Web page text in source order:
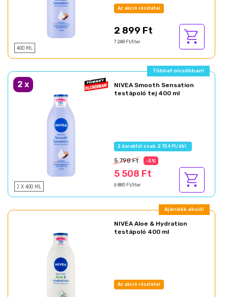
400 ML
Az akció részletei
2 899 Ft
7 248 Ft/liter
Többet olcsóbban!
2 x
2 X 400 ML
NIVEA Smooth Sensation
testápoló tej 400 ml
2 darabtól csak: 2 754 Ft/db!
5 798 Ft -5%
5 508 Ft
6 885 Ft/liter
Ajándék akció!
NIVEA Aloe & Hydration
testápoló 400 ml
Az akció részletei